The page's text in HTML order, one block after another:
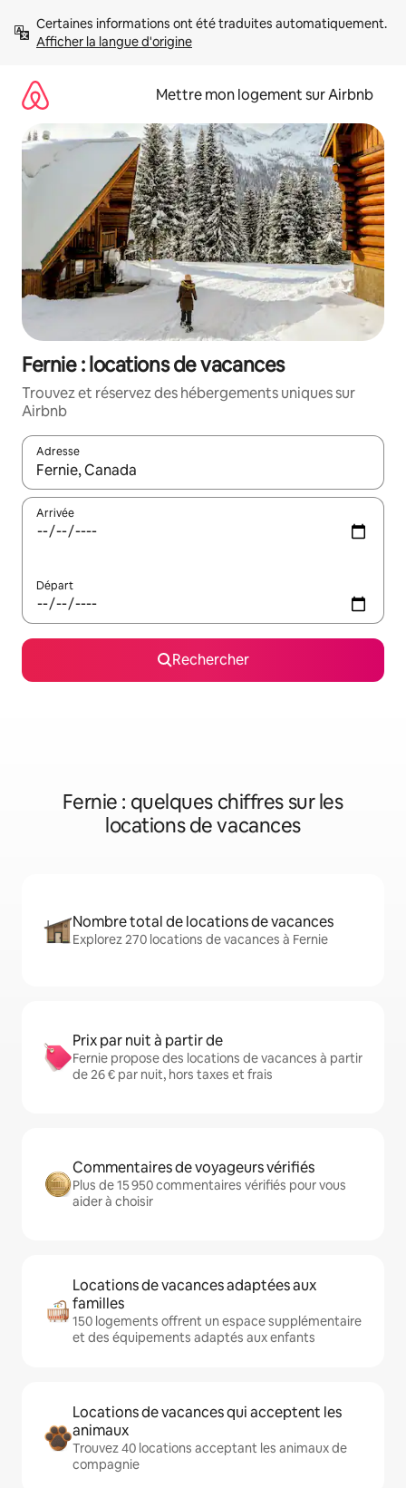
directement
Afficher la langue d'origine
Mettre mon logement sur Airbnb
Fernie : locations de vacances
Trouvez et réservez des hébergements uniques sur
Airbnb
Adresse
Lorsque les résultats s'affichent, utilisez les flèches vers le
Arrivée
Départ
Rechercher
Fernie : quelques chiffres sur les
locations de vacances
Nombre total de locations de vacances
Explorez 270 locations de vacances à Fernie
Prix par nuit à partir de
Fernie propose des locations de vacances à partir
de 26 € par nuit, hors taxes et frais
Commentaires de voyageurs vérifiés
Plus de 15 950 commentaires vérifiés pour vous
aider à choisir
Locations de vacances adaptées aux
familles
150 logements offrent un espace supplémentaire
et des équipements adaptés aux enfants
Locations de vacances qui acceptent les
animaux
Trouvez 40 locations acceptant les animaux de
compagnie